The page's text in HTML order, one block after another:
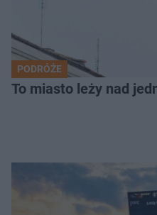
PODRÓŻE
To miasto leży nad